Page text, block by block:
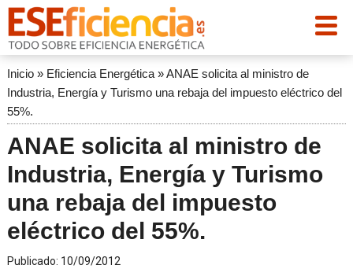
Inicio» Eficiencia Energética»ANAE solicita al ministro de
Industria, Energía y Turismo una rebaja del impuesto eléctrico del
55%.
ANAE solicita al ministro de
Industria, Energía y Turismo
una rebaja del impuesto
eléctrico del 55%.
Publicado: 10/09/2012